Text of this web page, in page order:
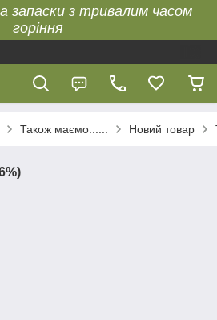
запаски з тривалим часом
горіння
Також маємо...... Новий товар